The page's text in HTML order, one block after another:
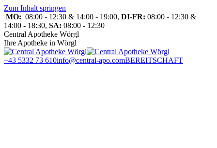
Zum Inhalt springen
MO: 08:00 - 12:30 & 14:00 - 19:00, DI-FR: 08:00 - 12:30 &
14:00 - 18:30, SA: 08:00 - 12:30
Central Apotheke Wörgl
Ihre Apotheke in Wörgl
+43 5332 73 610info@central-apo.comBEREITSCHAFT